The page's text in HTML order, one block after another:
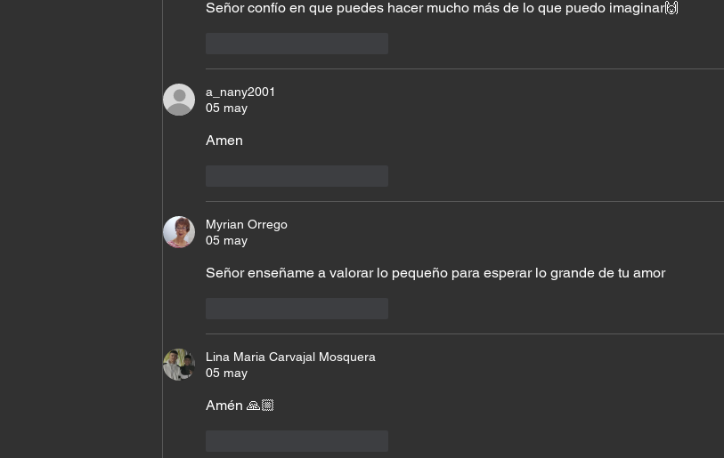
Señor confío en que puedes hacer mucho más de lo que puedo imaginar🙌
a_nany2001
05 may
Amen
Myrian Orrego
05 may
Señor enseñame a valorar lo pequeño para esperar lo grande de tu amor
Lina Maria Carvajal Mosquera
05 may
Amén 🙏🏼